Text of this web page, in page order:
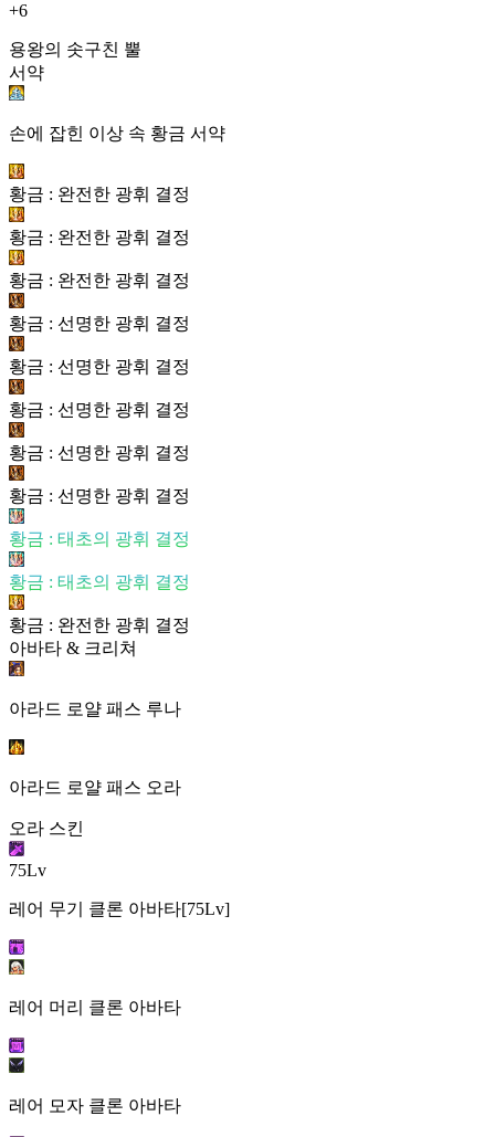
+6
용왕의 솟구친 뿔
서약
손에 잡힌 이상 속 황금 서약
황금 : 완전한 광휘 결정
황금 : 완전한 광휘 결정
황금 : 완전한 광휘 결정
황금 : 선명한 광휘 결정
황금 : 선명한 광휘 결정
황금 : 선명한 광휘 결정
황금 : 선명한 광휘 결정
황금 : 선명한 광휘 결정
황금 : 태초의 광휘 결정
황금 : 태초의 광휘 결정
황금 : 완전한 광휘 결정
아바타 & 크리쳐
아라드 로얄 패스 루나
아라드 로얄 패스 오라
오라 스킨
75Lv
레어 무기 클론 아바타[75Lv]
레어 머리 클론 아바타
레어 모자 클론 아바타